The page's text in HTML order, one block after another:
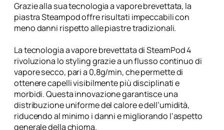
0
U
t
o
p
i
a
l
i
m
i
Grazie alla sua tecnologia a vapore brevettata, la
piastra Steampod offre risultati impeccabili con
meno danni rispetto alle piastre tradizionali.
La tecnologia a vapore brevettata di SteamPod 4
rivoluziona lo styling grazie a un flusso continuo di
vapore secco, pari a 0,8g/min, che permette di
ottenere capelli visibilmente più disciplinati e
morbidi. Questa innovazione garantisce una
distribuzione uniforme del calore e dell’umidità,
riducendo al minimo i danni e migliorando l’aspetto
generale della chioma.